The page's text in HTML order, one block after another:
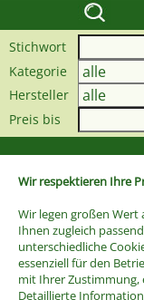
Wir respektieren Ihre
Wir legen großen
Ihnen zugleich
unterschiedliche
essenziell für den
mit Ihrer Zustimmung,
Detaillierte
Stichwort
Kategorie
Hersteller
Preis bis